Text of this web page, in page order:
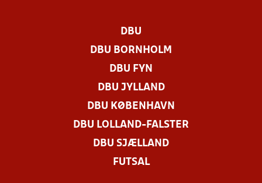
DBU
DBU BORNHOLM
DBU FYN
DBU JYLLAND
DBU KØBENHAVN
DBU LOLLAND-FALSTER
DBU SJÆLLAND
FUTSAL